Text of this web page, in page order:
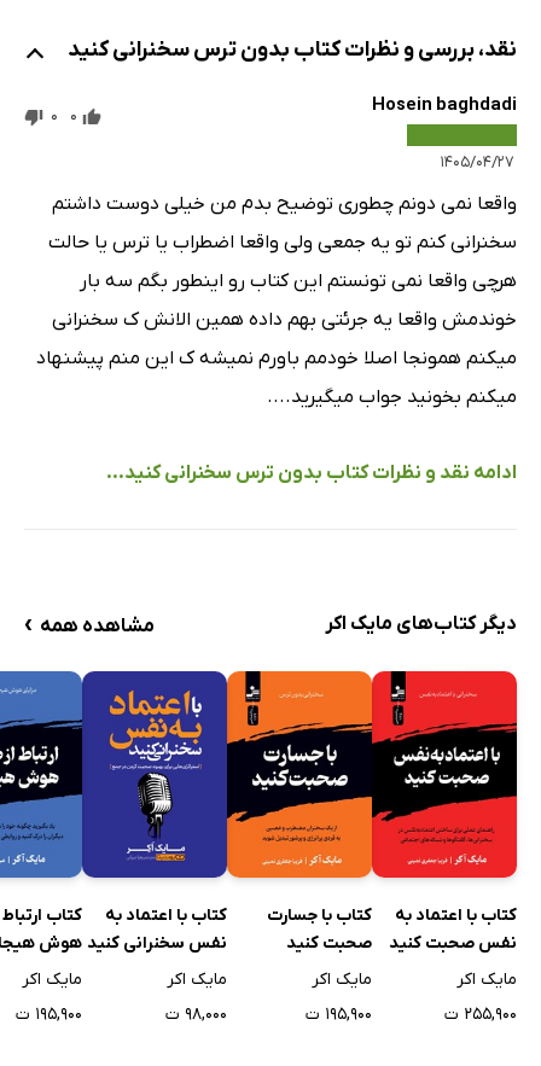
نقد، بررسی و نظرات کتاب بدون ترس سخنرانی کنید
Hosein baghdadi
۱۴۰۵/۰۴/۲۷
0
0
واقعا نمی دونم چطوری توضیح بدم من خیلی دوست داشتم
سخنرانی کنم تو یه جمعی ولی واقعا اضطراب یا ترس یا حالت
هرچی واقعا نمی تونستم این کتاب رو اینطور بگم سه بار
خوندمش واقعا یه جرئتی بهم داده همین الانش ک سخنرانی
میکنم همونجا اصلا خودمم باورم نمیشه ک این منم پیشنهاد
میکنم بخونید جواب میگیرید....
ادامه نقد و نظرات کتاب بدون ترس سخنرانی کنید...
دیگر کتاب‌های مایک اکر مشاهده همه ›
کتاب با اعتماد به
نفس صحبت کنید
مایک اکر
۲۵۵,۹۰۰ ت
کتاب با جسارت
صحبت کنید
مایک اکر
۱۹۵,۹۰۰ ت
کتاب با اعتماد به
نفس سخنرانی کنید
مایک اکر
۹۸,۰۰۰ ت
کتاب
هوش
مایک اکر
۱۹۵,۹۰۰ ت